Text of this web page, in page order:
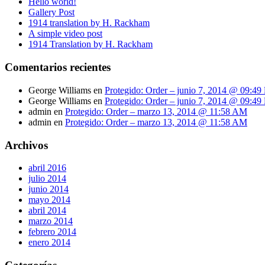
Gallery Post
1914 translation by H. Rackham
A simple video post
1914 Translation by H. Rackham
Comentarios recientes
George Williams en Protegido: Order – junio 7, 2014 @ 09:49
George Williams en Protegido: Order – junio 7, 2014 @ 09:49
admin en Protegido: Order – marzo 13, 2014 @ 11:58 AM
admin en Protegido: Order – marzo 13, 2014 @ 11:58 AM
Archivos
abril 2016
julio 2014
junio 2014
mayo 2014
abril 2014
marzo 2014
febrero 2014
enero 2014